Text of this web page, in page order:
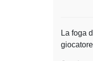
La foga